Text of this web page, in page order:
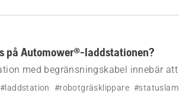
på Automower®-laddstationen?
med begränsningskabel innebär att
#laddstation #robotgräsklippare